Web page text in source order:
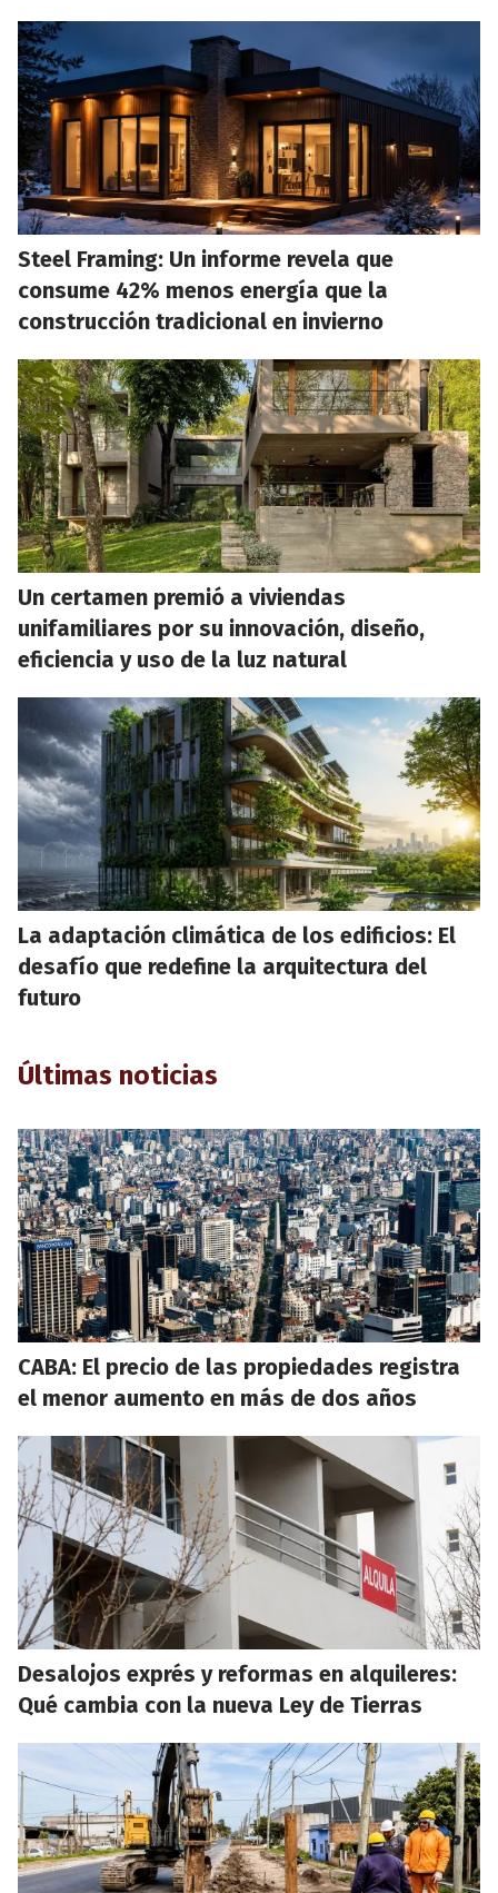
Steel Framing: Un informe revela que
consume 42% menos energía que la
construcción tradicional en invierno
Un certamen premió a viviendas
unifamiliares por su innovación, diseño,
eficiencia y uso de la luz natural
La adaptación climática de los edificios: El
desafío que redefine la arquitectura del
futuro
Últimas noticias
CABA: El precio de las propiedades registra
el menor aumento en más de dos años
Desalojos exprés y reformas en alquileres:
Qué cambia con la nueva Ley de Tierras